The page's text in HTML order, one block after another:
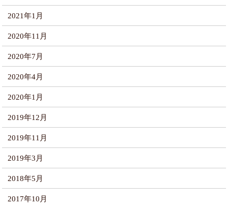
2021年1月
2020年11月
2020年7月
2020年4月
2020年1月
2019年12月
2019年11月
2019年3月
2018年5月
2017年10月